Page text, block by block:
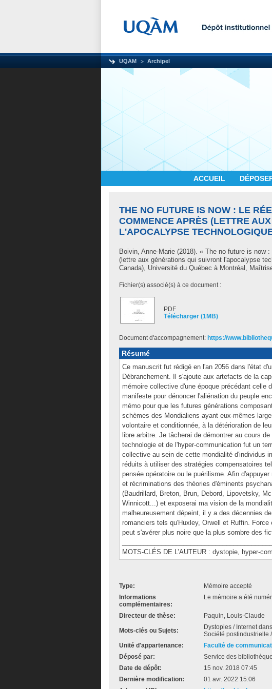
UQAM Archipel
ACCUEIL
THE NO FUTURE IS NOW : LE
COMMENCE APRÈS (LETTRE
L'APOCALYPSE
Boivin, Anne-Marie (2018). « The no future is now
(lettre aux générations qui suivront l'apocalypse
Canada), Université du Québec à Montréal,
Fichier(s) associé(s) à ce document :
PDF
Télécharger (1MB)
Document d'accompagnement: https://
Résumé
Ce manuscrit fut rédigé en l'an 2056 dans l'état
Débranchement. Il s'ajoute aux artefacts de la
mémoire collective d'une époque précédant celle
manifeste pour dénoncer l'aliénation du peuple
mémo pour que les futures générations
schèmes des Mondialiens ayant eux-mêmes
volontaire et conditionnée, à la détérioration de
libre arbitre. Je tâcherai de démontrer au cours
technologie et de l'hyper-communication fut un
collective au sein de cette mondialité d'individus
réduits à utiliser des stratégies compensatoires
pensée opératoire ou le puérilisme. Afin
et récriminations des théories d'éminents
(Baudrillard, Breton, Brun, Debord, Lipovetsky,
Winnicott...) et exposerai ma vision de la
malheureusement dépeint, il y a des décennies
romanciers tels qu'Huxley, Orwell et Ruffin.
peut s'avérer plus noire que la plus sombre des
MOTS-CLÉS DE L’AUTEUR : dystopie, hyper-
Type:
Mémoire accepté
Informations
complémentaires:
Le mémoire a été
Directeur de thèse: Paquin, Louis-Claude
Mots-clés ou Sujets:
Dystopies / Internet
Société postindustrielle
Unité d'appartenance:
Faculté de
Déposé par:
Service des
Date de dépôt:
15 nov. 2018 07:45
Dernière modification:
01 avr. 2022 15:06